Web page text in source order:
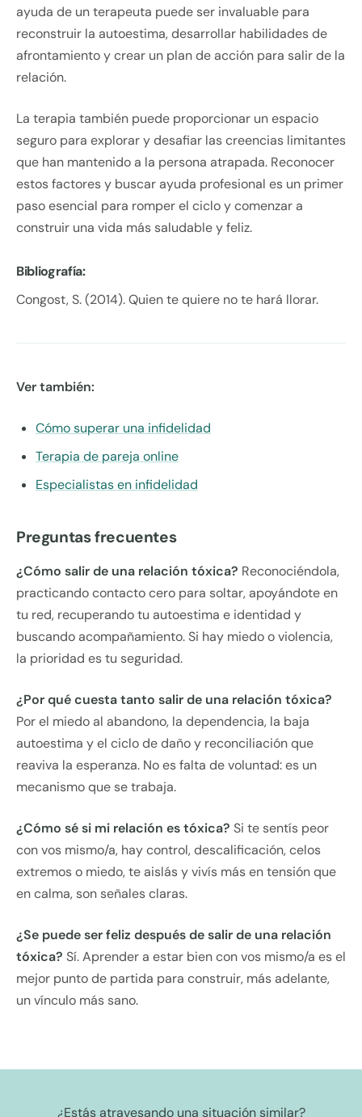
ayuda de un terapeuta puede ser invaluable para
reconstruir la autoestima, desarrollar habilidades de
afrontamiento y crear un plan de acción para salir de la
relación.
La terapia también puede proporcionar un espacio
seguro para explorar y desafiar las creencias limitantes
que han mantenido a la persona atrapada. Reconocer
estos factores y buscar ayuda profesional es un primer
paso esencial para romper el ciclo y comenzar a
construir una vida más saludable y feliz.
Bibliografía:
Congost, S. (2014). Quien te quiere no te hará llorar.
Ver también:
Cómo superar una infidelidad
Terapia de pareja online
Especialistas en infidelidad
Preguntas frecuentes
¿Cómo salir de una relación tóxica? Reconociéndola,
practicando contacto cero para soltar, apoyándote en
tu red, recuperando tu autoestima e identidad y
buscando acompañamiento. Si hay miedo o violencia,
la prioridad es tu seguridad.
¿Por qué cuesta tanto salir de una relación tóxica?
Por el miedo al abandono, la dependencia, la baja
autoestima y el ciclo de daño y reconciliación que
reaviva la esperanza. No es falta de voluntad: es un
mecanismo que se trabaja.
¿Cómo sé si mi relación es tóxica? Si te sentís peor
con vos mismo/a, hay control, descalificación, celos
extremos o miedo, te aislás y vivís más en tensión que
en calma, son señales claras.
¿Se puede ser feliz después de salir de una relación
tóxica? Sí. Aprender a estar bien con vos mismo/a es el
mejor punto de partida para construir, más adelante,
un vínculo más sano.
¿Estás atravesando una situación similar?